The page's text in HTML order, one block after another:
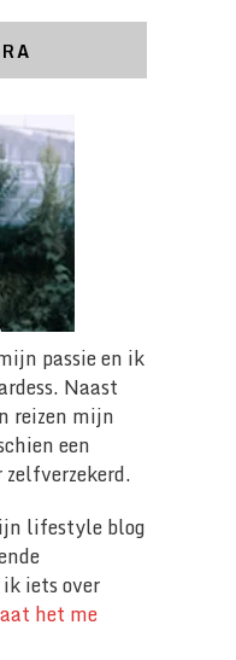
passie en ik
Naast
reizen mijn
een
lifestyle blog
iets over
het me